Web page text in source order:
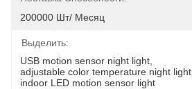
200000 Шт/ Месяц
Выделить:
USB motion sensor night light
adjustable color temperature night light
indoor LED motion sensor light